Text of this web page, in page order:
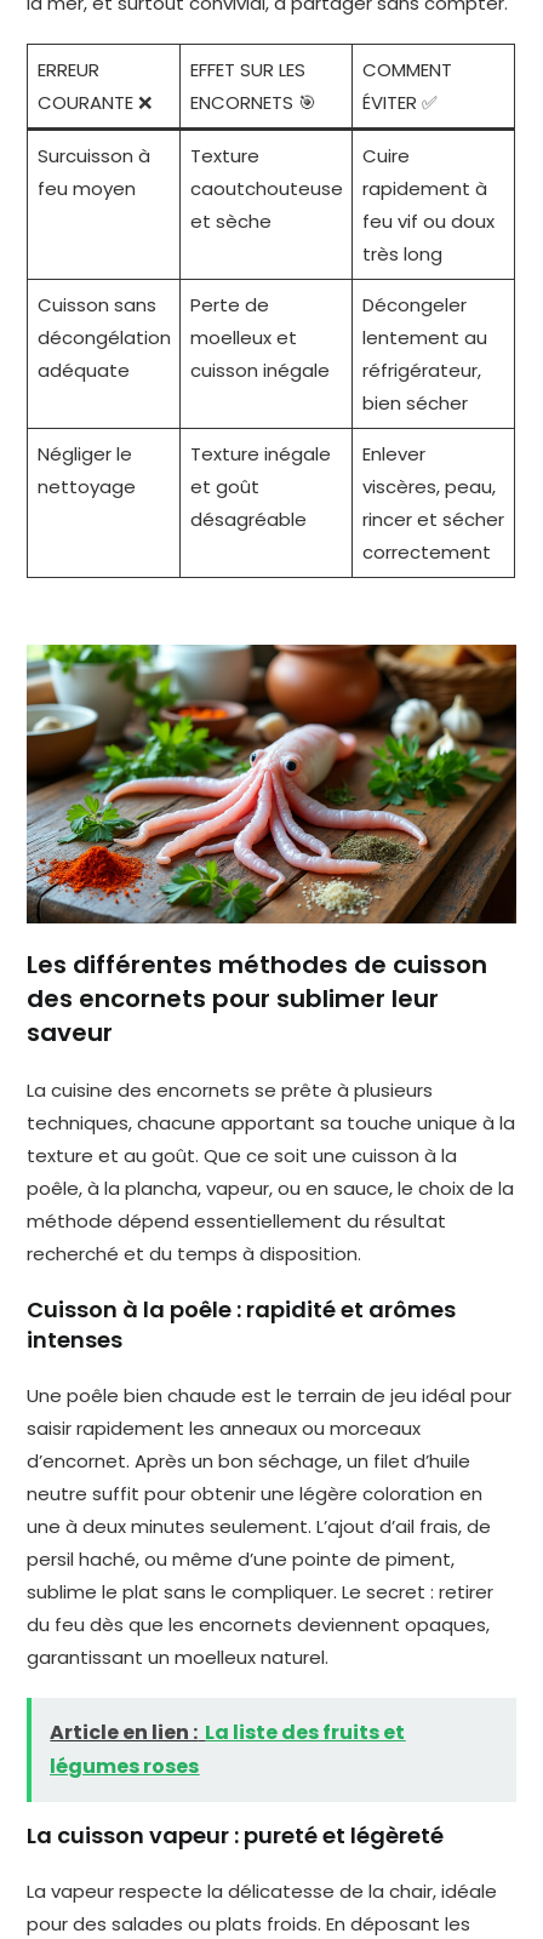
ERREUR
COURANTE ❌
EFFET SUR LES
ENCORNETS 🎯
COMMENT
ÉVITER ✅
Surcuisson à
feu moyen
Texture
caoutchouteuse
et sèche
Cuire
rapidement à
feu vif ou doux
très long
Cuisson sans
décongélation
adéquate
Perte de
moelleux et
cuisson inégale
Décongeler
lentement au
réfrigérateur,
bien sécher
Négliger le
nettoyage
Texture inégale
et goût
désagréable
Enlever
viscères, peau,
rincer et sécher
correctement
Les différentes méthodes de cuisson
des encornets pour sublimer leur
saveur
La cuisine des encornets se prête à plusieurs
techniques, chacune apportant sa touche unique à la
texture et au goût. Que ce soit une cuisson à la
poêle, à la plancha, vapeur, ou en sauce, le choix de la
méthode dépend essentiellement du résultat
recherché et du temps à disposition.
Cuisson à la poêle : rapidité et arômes
intenses
Une poêle bien chaude est le terrain de jeu idéal pour
saisir rapidement les anneaux ou morceaux
d’encornet. Après un bon séchage, un filet d’huile
neutre suffit pour obtenir une légère coloration en
une à deux minutes seulement. L’ajout d’ail frais, de
persil haché, ou même d’une pointe de piment,
sublime le plat sans le compliquer. Le secret : retirer
du feu dès que les encornets deviennent opaques,
garantissant un moelleux naturel.
Article en lien : La liste des fruits et
légumes roses
La cuisson vapeur : pureté et légèreté
La vapeur respecte la délicatesse de la chair, idéale
pour des salades ou plats froids. En déposant les